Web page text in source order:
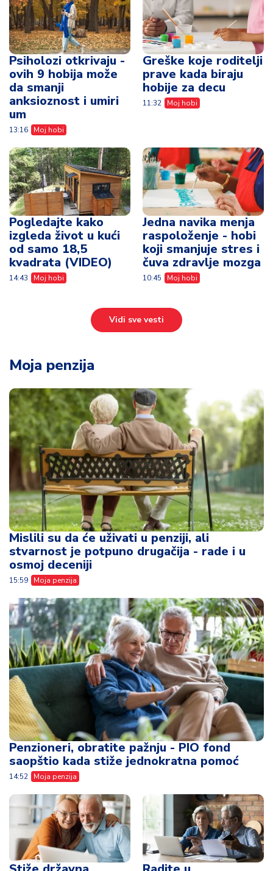
Psiholozi otkrivaju -
ovih 9 hobija može
da smanji
anksioznost i umiri
um
13:16 Moj hobi
Greške koje roditelji
prave kada biraju
hobije za decu
11:32 Moj hobi
Pogledajte kako
izgleda život u kući
od samo 18,5
kvadrata (VIDEO)
14:43 Moj hobi
Jedna navika menja
raspoloženje - hobi
koji smanjuje stres i
čuva zdravlje mozga
10:45 Moj hobi
Vidi sve vesti
Moja penzija
Mislili su da će uživati u penziji, ali
stvarnost je potpuno drugačija - rade i u
osmoj deceniji
15:59 Moja penzija
Penzioneri, obratite pažnju - PIO fond
saopštio kada stiže jednokratna pomoć
14:52 Moja penzija